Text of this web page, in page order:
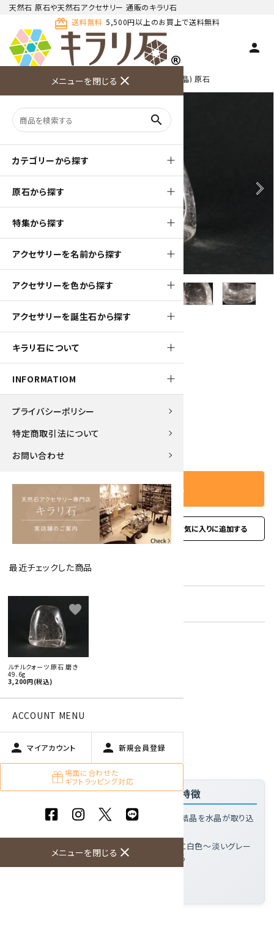
天然石 原石や天然石アクセサリー 通販のキラリ石
card_giftcard 送料無料 5,500円以上のお買上で送料無料
person
わせ ド
メニューを閉じる close
search
カテゴリーから探す
原石から探す
特集から探す
アクセサリーを名前から探す
アクセサリーを色から探す
アクセサリーを誕生石から探す
キラリ石について
INFORMATIOM
プライバシーポリシー
特定商取引法について
お問い合わせ
最近チェックした商品
ルチルクォーツ 原石 磨き
49.6g
3,200円(税込)
favorite
ACCOUNT MENU
person マイアカウント person 新規会員登録
場面に合わせた
ギフトラッピング対応
メニューを閉じる close
天然石 原石 ルチルクォーツ(針入り水晶) 原石
arrow_back_ios arrow_forward_ios
ルチルクォーツ 原石 磨き 49.6g
3,200円(税込)
数量 －
カートに入れる
お問い合わせ favorite
型番: rut-10
在庫状況: 残り1です
特定商取引法に基づく表記 (返品など)
この商品を友達に教える
買い物を続ける
商品説明
「ルチルクォーツ 原石 磨き 49.6g」の特徴
ルチルクォーツとは
: ルチル(金紅石)の針状結晶を水晶が取り込
: 透明度の高い水晶内部に白色～淡いグレー
の針状ルチルが複雑に絡み合って確認できる